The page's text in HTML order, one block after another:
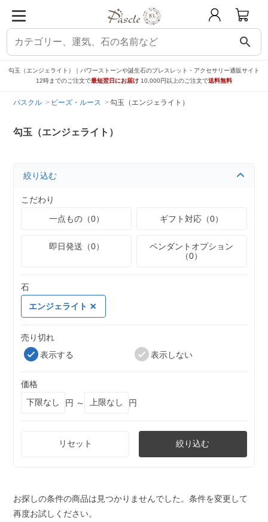
search
勾玉（エンジェライト）｜パワーストーンや誕生石のブレスレット・アクセサリー通販サイト
12時までのご注文で最短翌日にお届け 10,000円以上のご注文で送料無料
パスクル ビーズ・ルース 勾玉（エンジェライト）
勾玉（エンジェライト）
絞り込む
こだわり
一点もの（0）
ギフト対応（0）
即日発送（0）
ペンダントオプション
（0）
石
エンジェライト
売り切れ
表示する
表示しない
価格
円 ～
円
リセット 絞り込む
お探しの条件の商品は見つかりませんでした。条件を変更して
再度お試しください。